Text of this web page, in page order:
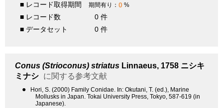
■ レコード取得期間 期間有り： 0 %
■ レコード数
0 件
■ データセット
0 件
Conus (Strioconus) striatus Linnaeus, 1758 ニシキ
ミナシ に関する参考文献
●
Hori, S. (2000) Family Conidae. In: Okutani, T. (ed.), Marine
Mollusks in Japan. Tokai University Press, Tokyo, 587-619 (in
Japanese).